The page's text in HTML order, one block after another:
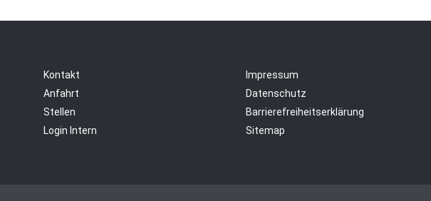
Kontakt
Anfahrt
Stellen
Login Intern
Impressum
Datenschutz
Barrierefreiheitserklärung
Sitemap